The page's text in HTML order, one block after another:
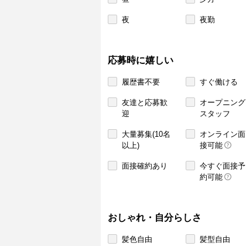
夜 夜勤
応募時に嬉しい
履歴書不要 すぐ働ける
友達と応募歓
迎
オープニング
スタッフ
大量募集(10名
以上)
オンライン面
接可能
面接確約あり
今すぐ面接予
約可能
おしゃれ・自分らしさ
髪色自由 髪型自由